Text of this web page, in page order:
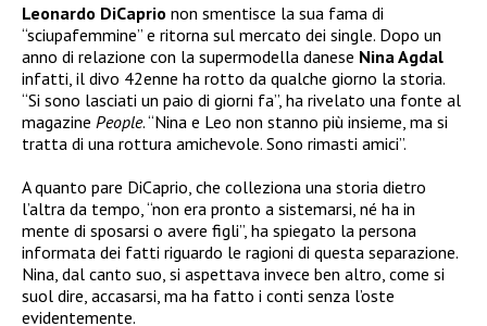
Leonardo DiCaprio non smentisce la sua fama di
“sciupafemmine” e ritorna sul mercato dei single. Dopo un
anno di relazione con la supermodella danese Nina Agdal
infatti, il divo 42enne ha rotto da qualche giorno la storia.
“Si sono lasciati un paio di giorni fa”, ha rivelato una fonte al
magazine People. “Nina e Leo non stanno più insieme, ma si
tratta di una rottura amichevole. Sono rimasti amici”.
A quanto pare DiCaprio, che colleziona una storia dietro
l’altra da tempo, “non era pronto a sistemarsi, né ha in
mente di sposarsi o avere figli”, ha spiegato la persona
informata dei fatti riguardo le ragioni di questa separazione.
Nina, dal canto suo, si aspettava invece ben altro, come si
suol dire, accasarsi, ma ha fatto i conti senza l’oste
evidentemente.